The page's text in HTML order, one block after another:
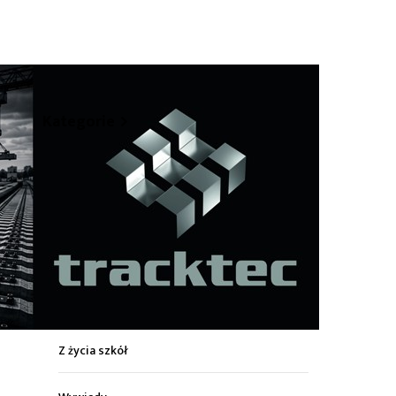
Z życia miasta
Kultura
Z życia szkół